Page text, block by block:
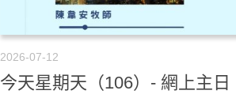
2026-07-12
今天星期天（106）- 網上主日